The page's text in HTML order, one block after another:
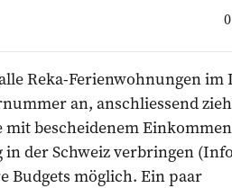
Reka-Ferienwohnungen im
an, anschliessend
bescheidenem
der Schweiz verbringen
Budgets möglich. Ein paar